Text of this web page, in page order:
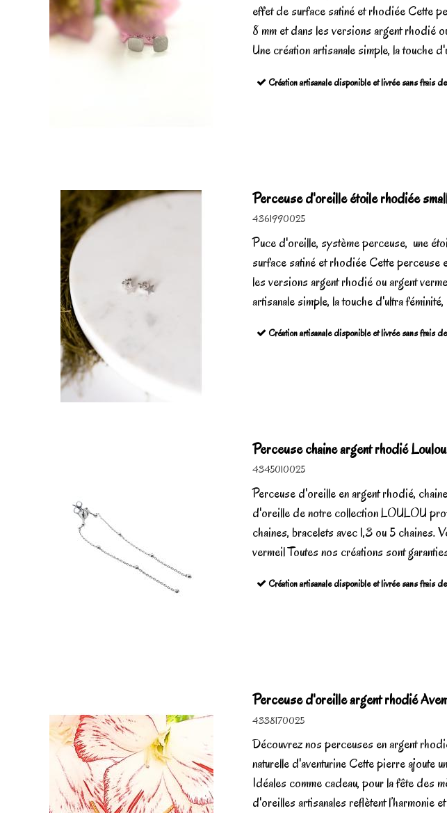
effet de surface satiné et rhodiée Cette
8 mm et dans les versions argent rhodié
Une création artisanale simple, la touche
Création artisanale disponible et livrée sans frais
Perceuse d'oreille étoile rhodiée
4361990025
Puce d'oreille, système perceuse, une
surface satiné et rhodiée Cette perceuse
les versions argent rhodié ou argent
artisanale simple, la touche d'ultra
Création artisanale disponible et livrée sans frais
Perceuse chaine argent rhodié
4345010025
Perceuse d'oreille en argent rhodié,
d'oreille de notre collection LOULOU
chaines, bracelets avec 1,3 ou 5 chaines.
vermeil Toutes nos créations sont
Création artisanale disponible et livrée sans frais
Perceuse d'oreille argent rhodié
4338170025
Découvrez nos perceuses en argent
naturelle d'aventurine Cette pierre ajoute
Idéales comme cadeau, pour la fête des
d'oreilles artisanales reflètent l’harmonie